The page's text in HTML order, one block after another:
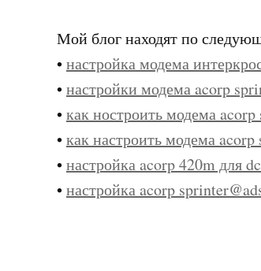
Мой блог находят по
•настройка модема
•настройки модема acorp
•как ностроить модема
•как настроить модема
•настройка acorp 420m для
•настройка acorp